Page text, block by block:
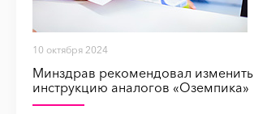
10 октября 2024
Минздрав рекомендовал изменить
инструкцию аналогов «Оземпика»